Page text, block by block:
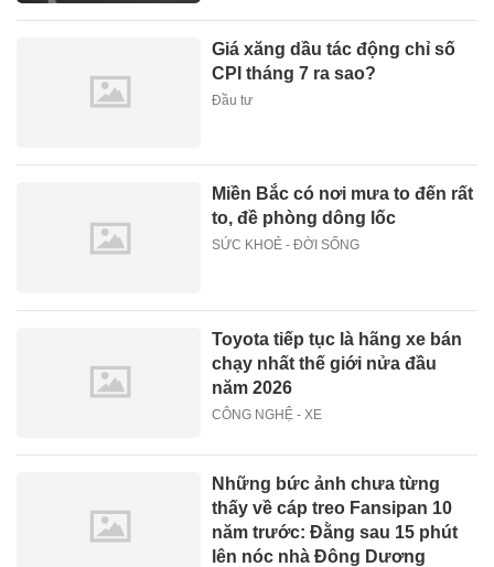
Giá xăng dầu tác động chỉ số
CPI tháng 7 ra sao?
Đầu tư
Miền Bắc có nơi mưa to đến rất
to, đề phòng dông lốc
SỨC KHOẺ - ĐỜI SỐNG
Toyota tiếp tục là hãng xe bán
chạy nhất thế giới nửa đầu
năm 2026
CÔNG NGHỆ - XE
Những bức ảnh chưa từng
thấy về cáp treo Fansipan 10
năm trước: Đằng sau 15 phút
lên nóc nhà Đông Dương